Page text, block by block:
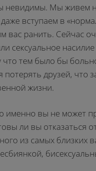
невидимы. Мы живем
вступаем в
вас ранить. Сейчас
сексуальное
тем было бы
потерять друзей, что
жизни.
именно вы не может
ли вы отказаться
из самых близких